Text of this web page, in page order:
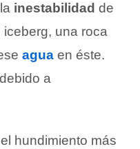
inestabilidad de
una roca
agua en éste.
a
hundimiento más